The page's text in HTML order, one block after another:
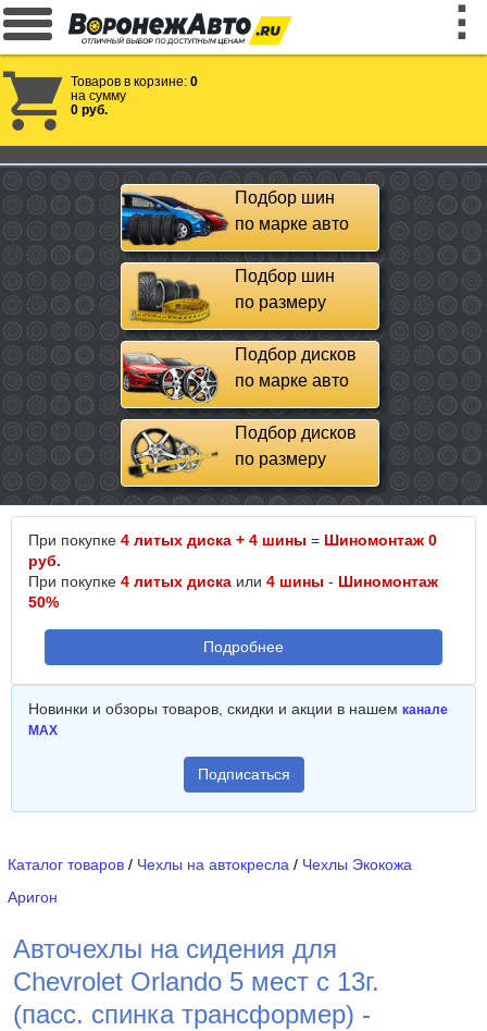
Товаров в корзине: 0
на сумму
0 руб.
Подбор шин
по марке авто
Подбор шин
по размеру
Подбор дисков
по марке авто
Подбор дисков
по размеру
При покупке 4 литых диска + 4 шины = Шиномонтаж 0
руб.
При покупке 4 литых диска или 4 шины - Шиномонтаж
50%
Подробнее
Новинки и обзоры товаров, скидки и акции в нашем канале
MAX
Подписаться
Каталог товаров / Чехлы на автокресла / Чехлы Экокожа
Аригон
Авточехлы на сидения для
Chevrolet Orlando 5 мест с 13г.
(пасс. спинка трансформер) -